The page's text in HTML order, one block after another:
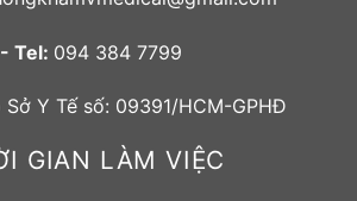
- Tel: 094 384 7799
Y Tế số: 09391/HCM-GPHĐ
GIAN LÀM VIỆC